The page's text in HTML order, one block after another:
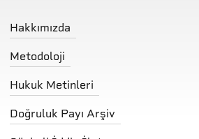
Hakkımızda
Metodoloji
Hukuk Metinleri
Doğruluk Payı Arşiv